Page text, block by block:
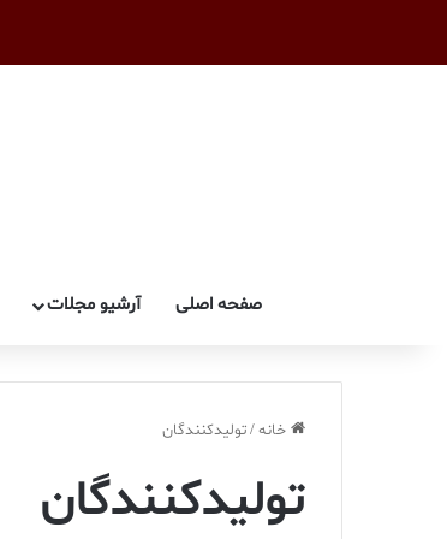
صفحه اصلی آرشیو مجلات
خانه/تولیدکنندگان
تولیدکنندگان